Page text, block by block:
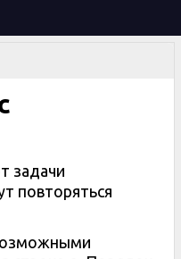
задачи
повторяться